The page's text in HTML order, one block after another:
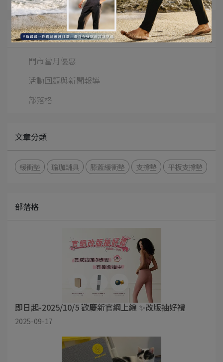
所有文章主題
門市當月優惠
活動回顧與新聞報導
部落格
文章分類
緩衝墊 瑜珈輔具 膝蓋緩衝墊 支撐墊 平板支撐墊
部落格
即日起-2025/10/5 歡慶新官網上線 ✨改版抽好禮
2025-09-17